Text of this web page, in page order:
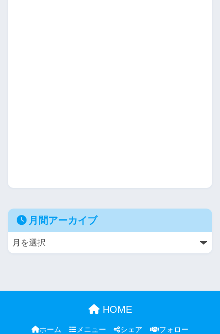
月間アーカイブ
HOME
ホーム メニュー シェア フォロー